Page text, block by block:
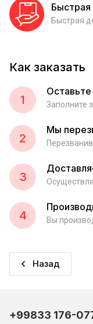
Быстрая
Быстрая
Как заказать
1
Оставьте
Заполните
2
Мы
3
4 Вы
Назад
+99833 176-